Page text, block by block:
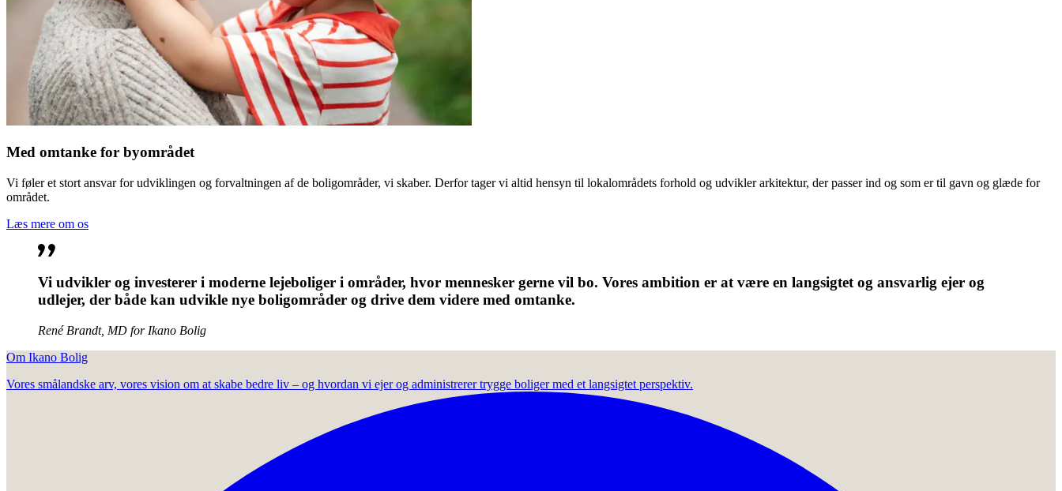
Med omtanke for byområdet
Vi føler et stort ansvar for udviklingen og forvaltningen af de boligområder, vi skaber. Derfor tager vi altid hensyn til lokalområdets forhold og udvikler arkitektur, der passer ind og som er til gavn og glæde for
området.
Læs mere om os
Vi udvikler og investerer i moderne lejeboliger i områder, hvor mennesker gerne vil bo. Vores ambition er at være en langsigtet og ansvarlig ejer og
udlejer, der både kan udvikle nye boligområder og drive dem videre med omtanke.
René Brandt, MD for Ikano Bolig
Om Ikano Bolig
Vores smålandske arv, vores vision om at skabe bedre liv – og hvordan vi ejer og administrerer trygge boliger med et langsigtet perspektiv.